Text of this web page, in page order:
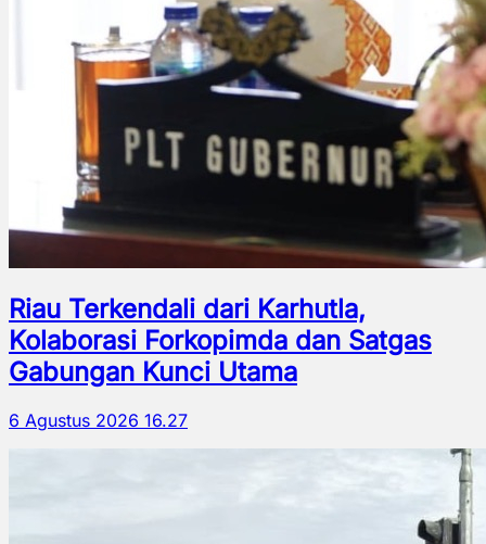
Riau Terkendali dari Karhutla,
Kolaborasi Forkopimda dan Satgas
Gabungan Kunci Utama
6 Agustus 2026 16.27